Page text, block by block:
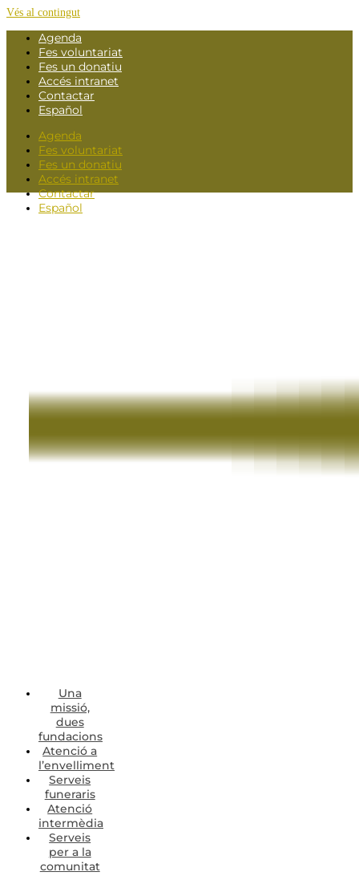
Vés al contingut
Agenda
Fes voluntariat
Fes un donatiu
Accés intranet
Contactar
Español
Agenda
Fes voluntariat
Fes un donatiu
Accés intranet
Contactar
Español
Una
missió,
dues
fundacions
Atenció a
l’envelliment
Serveis
funeraris
Atenció
intermèdia
Serveis
per a la
comunitat